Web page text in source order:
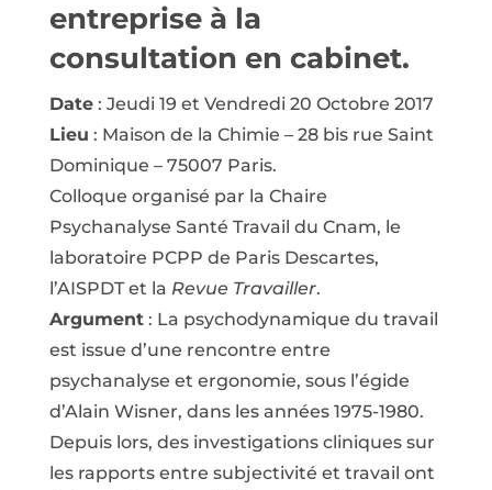
entreprise à la
consultation en cabinet.
Date: Jeudi 19 et Vendredi 20 Octobre 2017
Lieu : Maison de la Chimie – 28 bis rue Saint
Dominique – 75007 Paris.
Colloque organisé par la Chaire
Psychanalyse Santé Travail du Cnam, le
laboratoire PCPP de Paris Descartes,
l’AISPDT et la Revue Travailler.
Argument: La psychodynamique du travail
est issue d’une rencontre entre
psychanalyse et ergonomie, sous l’égide
d’Alain Wisner, dans les années 1975-1980.
Depuis lors, des investigations cliniques sur
les rapports entre subjectivité et travail ont